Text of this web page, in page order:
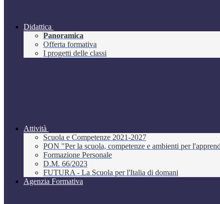
Didattica
Panoramica
Offerta formativa
I progetti delle classi
Attività
Scuola e Competenze 2021-2027
PON "Per la scuola, competenze e ambienti per
Formazione Personale
D.M. 66/2023
FUTURA - La Scuola per l'Italia di domani
Agenzia Formativa